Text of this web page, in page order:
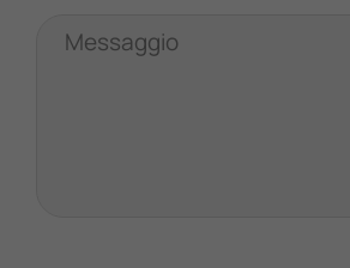
Messaggio